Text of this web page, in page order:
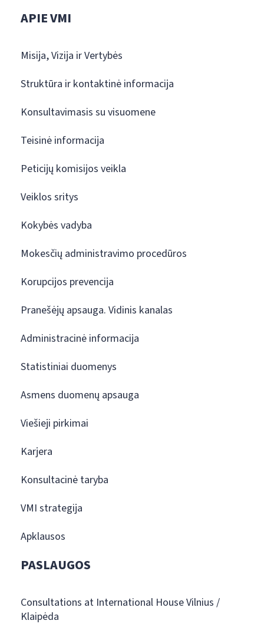
APIE VMI
Misija, Vizija ir Vertybės
Struktūra ir kontaktinė informacija
Konsultavimasis su visuomene
Teisinė informacija
Peticijų komisijos veikla
Veiklos sritys
Kokybės vadyba
Mokesčių administravimo procedūros
Korupcijos prevencija
Pranešėjų apsauga. Vidinis kanalas
Administracinė informacija
Statistiniai duomenys
Asmens duomenų apsauga
Viešieji pirkimai
Karjera
Konsultacinė taryba
VMI strategija
Apklausos
PASLAUGOS
Consultations at International House Vilnius /
Klaipėda